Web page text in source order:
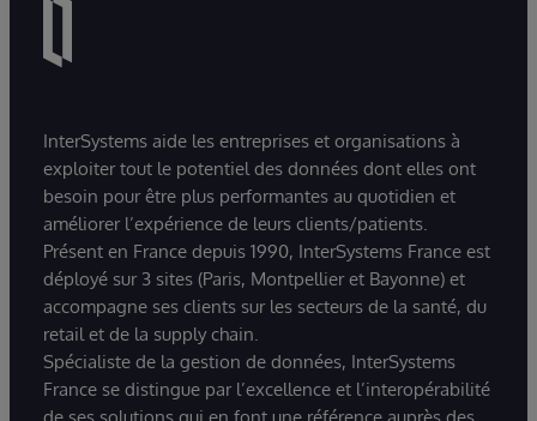
InterSystems aide les entreprises et organisations à
exploiter tout le potentiel des données dont elles ont
besoin pour être plus performantes au quotidien et
améliorer l’expérience de leurs clients/patients.
Présent en France depuis 1990, InterSystems France est
déployé sur 3 sites (Paris, Montpellier et Bayonne) et
accompagne ses clients sur les secteurs de la santé, du
retail et de la supply chain.
Spécialiste de la gestion de données, InterSystems
France se distingue par l’excellence et l’interopérabilité
de ses solutions qui en font une référence auprès des